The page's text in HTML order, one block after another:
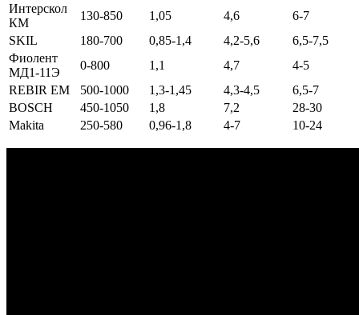
Интерскол
КМ
130-850 1,05 4,6
6-7
SKIL
180-700 0,85-1,4 4,2-5,6
6,5-7,5
Фиолент
МД1-11Э
0-800 1,1 4,7
4-5
REBIR EM
500-1000 1,3-1,45 4,3-4,5
6,5-7
BOSCH
450-1050 1,8 7,2
28-30
Makita
250-580 0,96-1,8 4-7 10-24